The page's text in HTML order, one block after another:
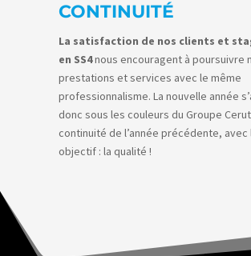
CONTINUITÉ
La satisfaction de nos clients et
en SS4nous encouragent à poursuivre
prestations et services avec le même
professionnalisme. La nouvelle année
donc sous les couleurs du Groupe
continuité de l’année précédente, avec
objectif : la qualité !